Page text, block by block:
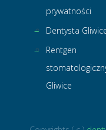
prywatności
Dentysta
Rentgen
Gliwice